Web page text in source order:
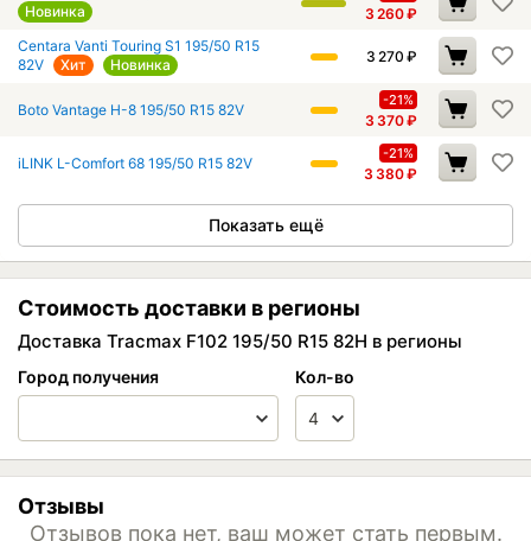
Новинка
3 260₽
Centara Vanti Touring S1 195/50 R15
82V
Хит Новинка 3 270 ₽
Boto Vantage H-8 195/50 R15 82V
-21%
3 370₽
iLINK L-Comfort 68 195/50 R15 82V
-21%
3 380₽
Показать ещё
Стоимость доставки в регионы
Доставка Tracmax F102 195/50 R15 82H в регионы
Город получения Кол-во
Отзывы
Отзывов пока нет, ваш может стать первым.